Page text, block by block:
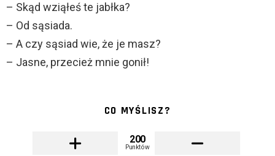
– Skąd wziąłeś te jabłka?
– Od sąsiada.
– A czy sąsiad wie, że je masz?
– Jasne, przecież mnie gonił!
CO MYŚLISZ?
200
Punktów